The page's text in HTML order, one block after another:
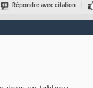
Répondre avec citation